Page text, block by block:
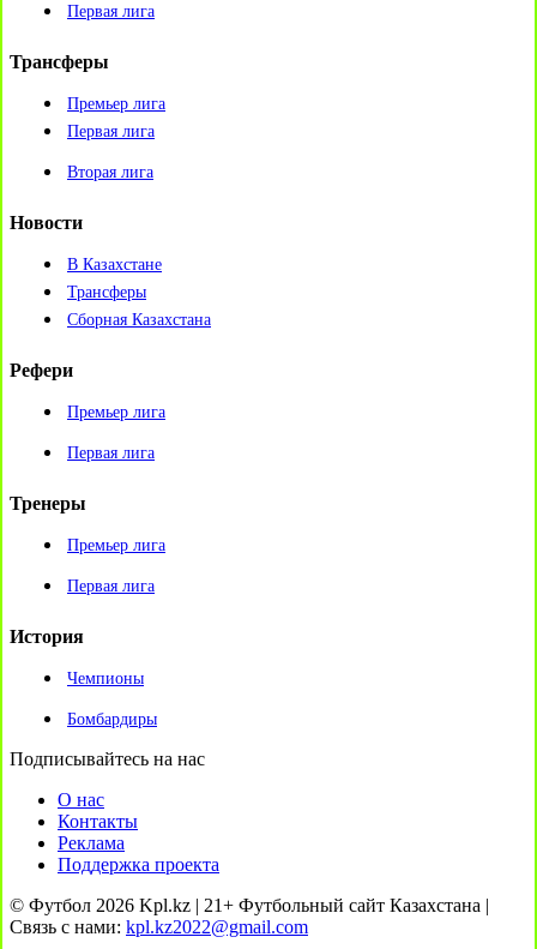
Первая лига
Трансферы
Премьер лига
Первая лига
Вторая лига
Новости
В Казахстане
Трансферы
Сборная Казахстана
Рефери
Премьер лига
Первая лига
Тренеры
Премьер лига
Первая лига
История
Чемпионы
Бомбардиры
Подписывайтесь на нас
О нас
Контакты
Реклама
Поддержка проекта
© Футбол 2026 Kpl.kz | 21+ Футбольный сайт Казахстана |
Связь с нами: kpl.kz2022@gmail.com